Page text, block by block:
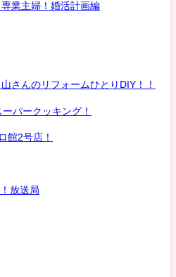
業主婦！婚活計画編
さんのリフォームひとりDIY！！
パークッキング！
館2号店！
放送局